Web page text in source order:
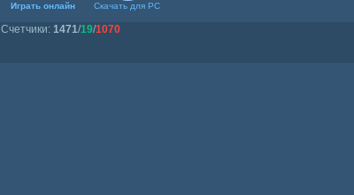
Играть онлайн Скачать для PC
Счетчики: 1471/19/1070